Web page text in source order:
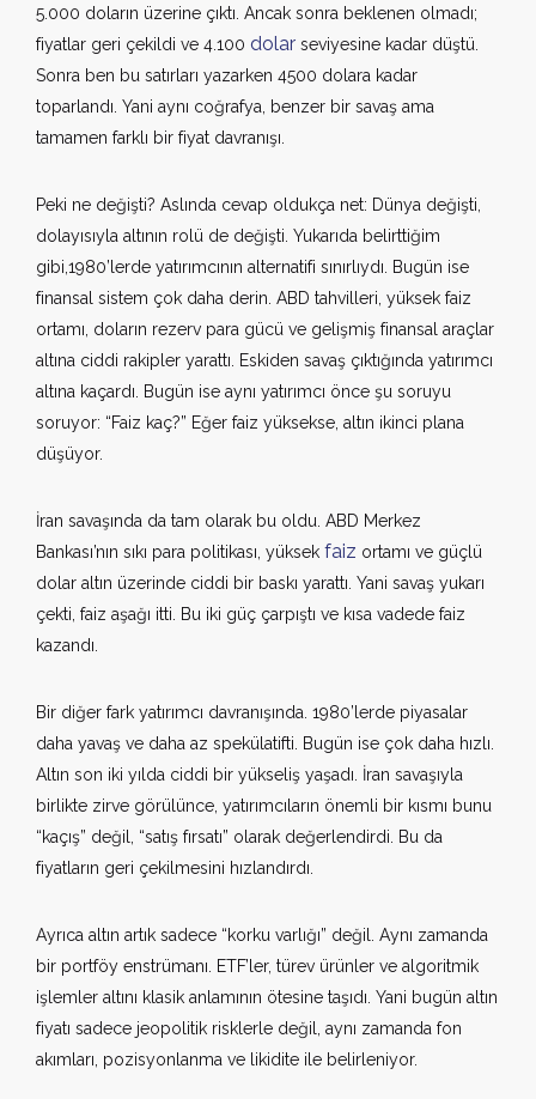
5.000 doların üzerine çıktı. Ancak sonra beklenen olmadı;
fiyatlar geri çekildi ve 4.100 dolar seviyesine kadar düştü.
Sonra ben bu satırları yazarken 4500 dolara kadar
toparlandı. Yani aynı coğrafya, benzer bir savaş ama
tamamen farklı bir fiyat davranışı.
Peki ne değişti? Aslında cevap oldukça net: Dünya değişti,
dolayısıyla altının rolü de değişti. Yukarıda belirttiğim
gibi,1980’lerde yatırımcının alternatifi sınırlıydı. Bugün ise
finansal sistem çok daha derin. ABD tahvilleri, yüksek faiz
ortamı, doların rezerv para gücü ve gelişmiş finansal araçlar
altına ciddi rakipler yarattı. Eskiden savaş çıktığında yatırımcı
altına kaçardı. Bugün ise aynı yatırımcı önce şu soruyu
soruyor: “Faiz kaç?” Eğer faiz yüksekse, altın ikinci plana
düşüyor.
İran savaşında da tam olarak bu oldu. ABD Merkez
Bankası’nın sıkı para politikası, yüksek faiz ortamı ve güçlü
dolar altın üzerinde ciddi bir baskı yarattı. Yani savaş yukarı
çekti, faiz aşağı itti. Bu iki güç çarpıştı ve kısa vadede faiz
kazandı.
Bir diğer fark yatırımcı davranışında. 1980’lerde piyasalar
daha yavaş ve daha az spekülatifti. Bugün ise çok daha hızlı.
Altın son iki yılda ciddi bir yükseliş yaşadı. İran savaşıyla
birlikte zirve görülünce, yatırımcıların önemli bir kısmı bunu
“kaçış” değil, “satış fırsatı” olarak değerlendirdi. Bu da
fiyatların geri çekilmesini hızlandırdı.
Ayrıca altın artık sadece “korku varlığı” değil. Aynı zamanda
bir portföy enstrümanı. ETF’ler, türev ürünler ve algoritmik
işlemler altını klasik anlamının ötesine taşıdı. Yani bugün altın
fiyatı sadece jeopolitik risklerle değil, aynı zamanda fon
akımları, pozisyonlanma ve likidite ile belirleniyor.